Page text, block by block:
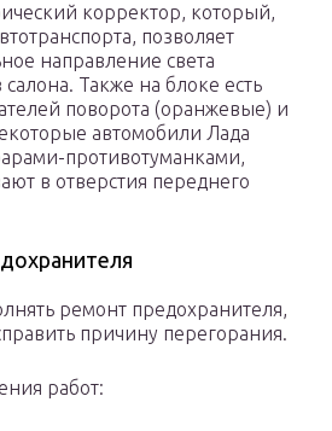
корректор, который,
позволяет
направление света
Также на блоке есть
поворота (оранжевые) и
автомобили Лада
противотуманками,
в отверстия переднего
ремонт предохранителя,
причину перегорания.
работ: